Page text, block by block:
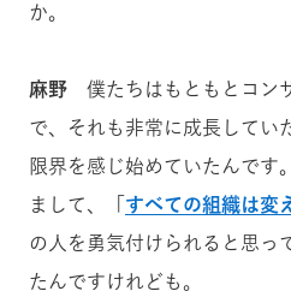
か。
麻野 僕たちはもともとコン
で、それも非常に成長してい
限界を感じ始めていたんです
まして、「 すべての組織は変
の人を勇気付けられると思っ
たんですけれども。